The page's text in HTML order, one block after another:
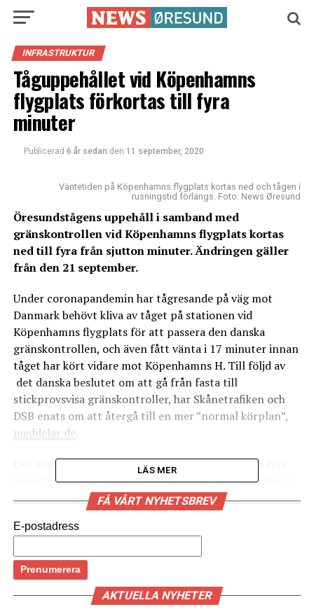
INFRASTRUKTUR
Tåguppehållet vid Köpenhamns
flygplats förkortas till fyra
minuter
Publicerad 6 år sedan den 11 september, 2020
Väntetiden på Köpenhamns flygplats kortas ned och tågen i
rusningstid förlängs. Foto: News Øresund
Öresundstågens uppehåll i samband med
gränskontrollen vid Köpenhamns flygplats kortas
ned till fyra från sjutton minuter. Ändringen gäller
från den 21 september.
Under coronapandemin har tågresande på väg mot
Danmark behövt kliva av tåget på stationen vid
Köpenhamns flygplats för att passera den danska
gränskontrollen, och även fått vänta i 17 minuter innan
tåget har kört vidare mot Köpenhamns H. Till följd av
det danska beslutet om att gå från fasta till
stickprovsvisa gränskontroller, har Skånetrafiken och
DSB enats om att återgå till en mer ”normal körplan”,
meddelar de
Det innebär att tågen istället gör uppehåll i cirka fyra
minuter på Köpenhamns flygplats från och med den 21
september. Det är möjligt eftersom dansk polis sedan
förra torsdagen genomför stickprovskontroller ombord
på tågen istället. Restiden mellan Malmö C och
Väntetiden på flygplatsen kan delvis bero på polisens
arbete och på hur väl trafikerade spåren vid flygplatsen
är, meddelar trafikföretagen.
LÄS MER
FÅ VÅRT NYHETSBREV
E-postadress
AKTUELLA NYHETER